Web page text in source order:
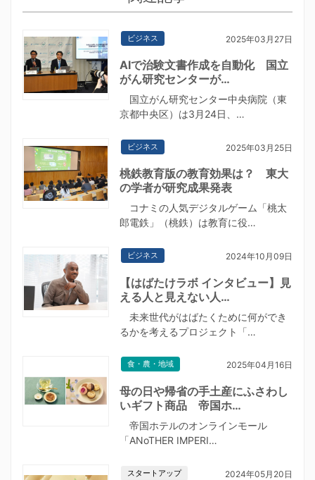
ビジネス 2025年03月27日
AIで治験文書作成を自動化 国立
がん研究センターが…
国立がん研究センター中央病院（東
京都中央区）は3月24日、…
ビジネス 2025年03月25日
桃鉄教育版の教育効果は？ 東大
の学者が研究成果発表
コナミの人気デジタルゲーム「桃太
郎電鉄」（桃鉄）は教育に役…
ビジネス 2024年10月09日
【はばたけラボ インタビュー】見
える人と見えない人…
未来世代がはばたくために何ができ
るかを考えるプロジェクト「…
食・農・地域 2025年04月16日
母の日や帰省の手土産にふさわし
いギフト商品 帝国ホ…
帝国ホテルのオンラインモール
「ANoTHER IMPERI…
スタートアップ 2024年05月20日